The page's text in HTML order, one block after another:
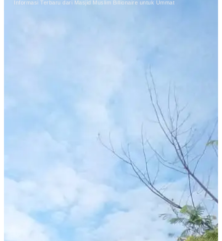
Informasi Terbaru dari Masjid Muslim Billionaire untuk Ummat